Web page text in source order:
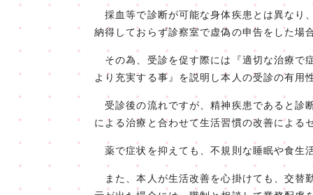
採血等で診断が可能な身体疾患とは異なり
納得しておらず診察室で虚偽の申告をした場
その為、受診を促す際には『適切な治療で
より充実する事』を説明し本人の受診の有用
受診後の流れですが、精神疾患であると診
による治療と合わせて生活習慣の改善による
薬で症状を抑えても、不規則な睡眠や食生
また、本人が生活改善を心掛けても、交替